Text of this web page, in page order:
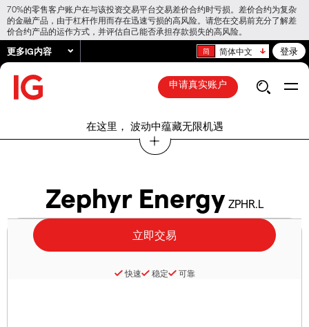
70%的零售客户账户在与该投资交易平台交易差价合约时亏损。差价合约为复杂
的金融产品，由于杠杆作用而存在迅速亏损的高风险。请您在交易前充分了解差
价合约产品的运作方式，并评估自己能否承担存款损失的高风险。
更多IG内容 简体中文 登录
申请真实账户
在这里， 波动中蕴藏无限机遇
Zephyr Energy ZPHR.L
快速 稳定 可靠